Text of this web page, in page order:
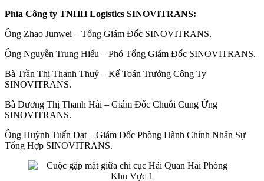
Phía Công ty TNHH Logistics SINOVITRANS:
Ông Zhao Junwei – Tổng Giám Đốc SINOVITRANS.
Ông Nguyễn Trung Hiếu – Phó Tổng Giám Đốc SINOVITRANS.
Bà Trần Thị Thanh Thuỷ – Kế Toán Trưởng Công Ty
SINOVITRANS.
Bà Dương Thị Thanh Hải – Giám Đốc Chuỗi Cung Ứng
SINOVITRANS.
Ông Huỳnh Tuấn Đạt – Giám Đốc Phòng Hành Chính Nhân Sự
Tổng Hợp SINOVITRANS.